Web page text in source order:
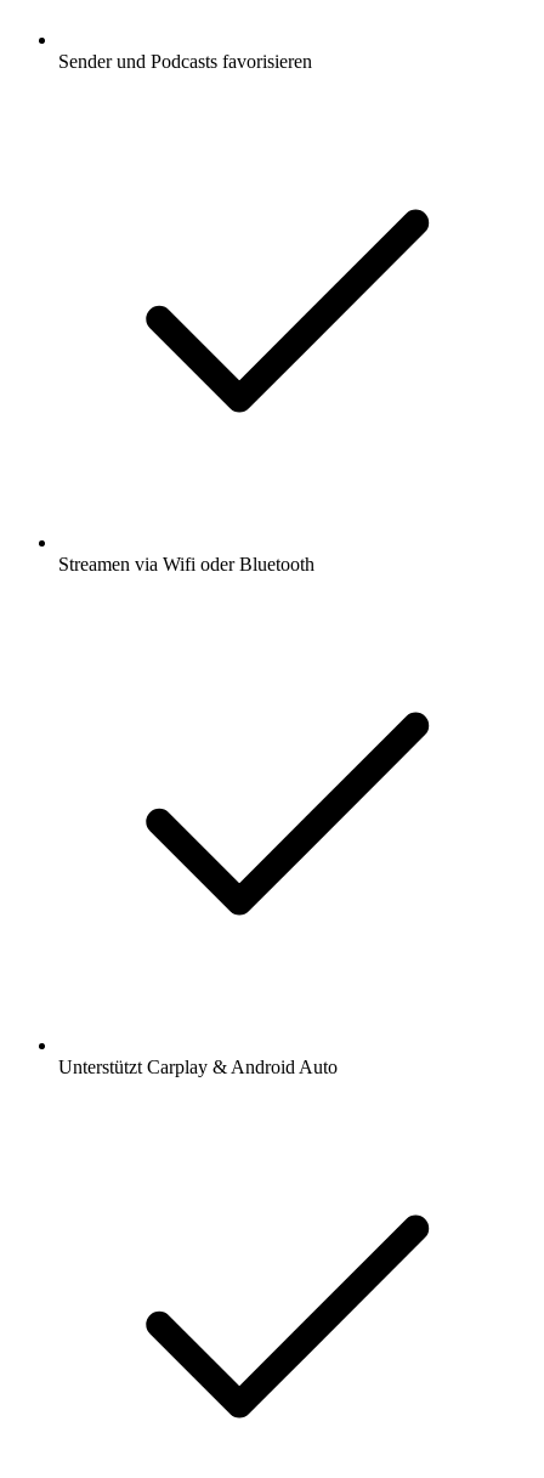
Sender und Podcasts favorisieren
Streamen via Wifi oder Bluetooth
Unterstützt Carplay & Android Auto